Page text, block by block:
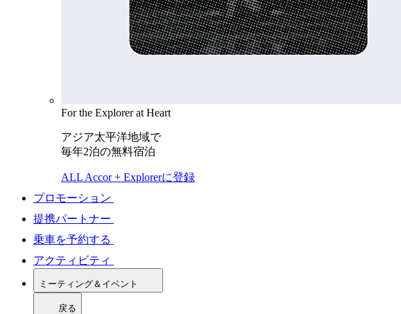
For the Explorer at Heart
アジア太平洋地域で
毎年2泊の無料宿泊
ALL Accor + Explorerに登録
プロモーション
提携パートナー
乗車を予約する
アクティビティ
ミーティング＆イベント
戻る